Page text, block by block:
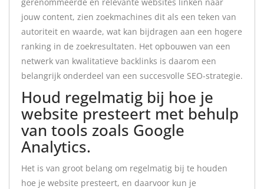
jouw content, zien zoekmachines dit als een teken van
autoriteit en waarde, wat kan bijdragen aan een hogere
ranking in de zoekresultaten. Het opbouwen van een
netwerk van kwalitatieve backlinks is daarom een
belangrijk onderdeel van een succesvolle SEO-strategie.
Houd regelmatig bij hoe je
website presteert met behulp
van tools zoals Google
Analytics.
Het is van groot belang om regelmatig bij te houden
hoe je website presteert, en daarvoor kun je